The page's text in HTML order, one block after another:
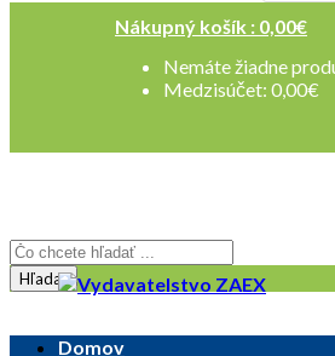
Nákupný košík : 0,00€
Nemáte žiadne
Medzisúčet: 0,00€
Hľadať
Domov